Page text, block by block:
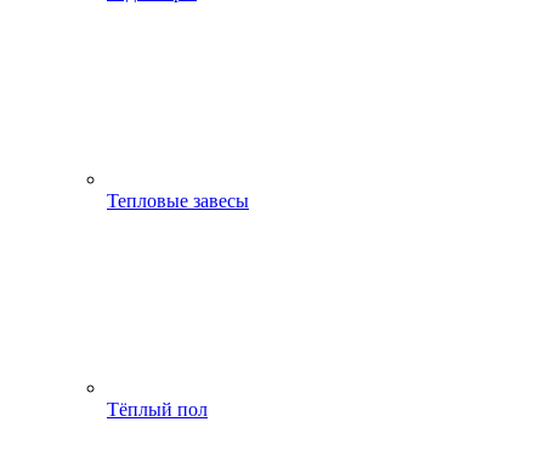
Тепловые завесы
Тёплый пол